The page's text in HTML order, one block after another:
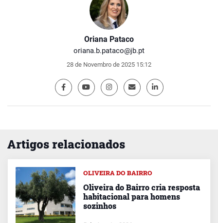
Oriana Pataco
oriana.b.pataco@jb.pt
28 de Novembro de 2025 15:12
Artigos relacionados
OLIVEIRA DO BAIRRO
Oliveira do Bairro cria resposta
habitacional para homens
sozinhos